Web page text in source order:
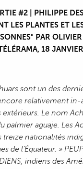
#2 | PHILIPPE
LES PLANTES ET
PAR
18
sont un des
relativement in-
extérieurs. Le nom
palmier aguaje. Les
treize nationalités
de l’Équateur. »
indiens des